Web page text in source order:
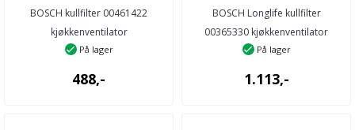
BOSCH kullfilter 00461422
kjøkkenventilator
På lager
488,-
BOSCH Longlife kullfilter
00365330 kjøkkenventilator
På lager
1.113,-